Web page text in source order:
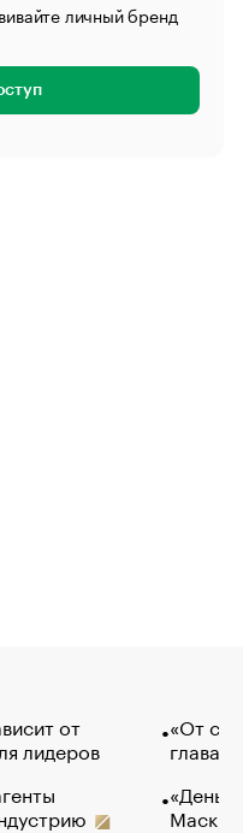
личный бренд
от
лидеров
«От
глава
Маск в